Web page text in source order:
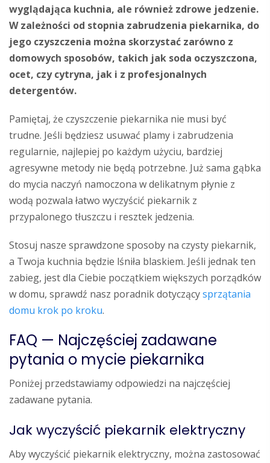
wyglądająca kuchnia, ale również zdrowe jedzenie.
W zależności od stopnia zabrudzenia piekarnika, do
jego czyszczenia można skorzystać zarówno z
domowych sposobów, takich jak soda oczyszczona,
ocet, czy cytryna, jak i z profesjonalnych
detergentów.
Pamiętaj, że czyszczenie piekarnika nie musi być
trudne. Jeśli będziesz usuwać plamy i zabrudzenia
regularnie, najlepiej po każdym użyciu, bardziej
agresywne metody nie będą potrzebne. Już sama gąbka
do mycia naczyń namoczona w delikatnym płynie z
wodą pozwala łatwo wyczyścić piekarnik z
przypalonego tłuszczu i resztek jedzenia.
Stosuj nasze sprawdzone sposoby na czysty piekarnik,
a Twoja kuchnia będzie lśniła blaskiem. Jeśli jednak ten
zabieg, jest dla Ciebie początkiem większych porządków
w domu, sprawdź nasz poradnik dotyczącysprzątania
domu krok po kroku.
FAQ — Najczęściej zadawane
pytania o mycie piekarnika
Poniżej przedstawiamy odpowiedzi na najczęściej
zadawane pytania.
Jak wyczyścić piekarnik elektryczny
Aby wyczyścić piekarnik elektryczny, można zastosować